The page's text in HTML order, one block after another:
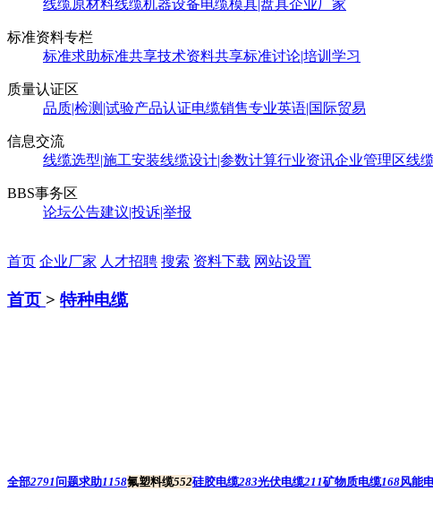
线缆原材料线缆机器设备电缆模具|盘具企业厂家
标准资料专栏
标准求助标准共享技术资料共享标准讨论|培训学习
质量认证区
品质|检测|试验产品认证电缆销售专业英语|国际贸易
信息交流
线缆选型|施工安装线缆设计|参数计算行业资讯企业管理区线
BBS事务区
论坛公告建议|投诉|举报
首页 企业厂家 人才招聘 搜索 资料下载 网站设置
首页 > 特种电缆
全部2791 问题求助1158氟塑料缆552硅胶电缆283光伏电缆211矿物质电缆168风能